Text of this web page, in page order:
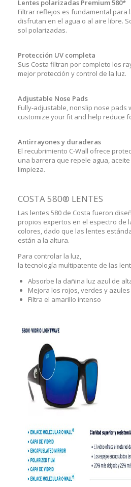
Lentes polarizadas Premium 580*
Filtrar reflejos es fundamental para
disfrutan en el agua o al aire libre.
sol polarizadas.
Protección UV completa
Sus Costa filtran por completo los
mejor protección y control de la luz.
Adjustable Nose Pads
Fully-adjustable, nonslip nose
customize your fit and help reduce
Antirrayones y duraderas
El recubrimiento C-Wall ofrece
una barrera que repele agua,
limpieza.
COSTA 580® LENTES
Las lentes 580 de Costa fueron
propios expertos en el espectro de
colores, dado que las lentes
están a la altura.
Para controlar la luz,
la tecnología multipatente de las
Absorbe la dañina luz azul de
Mejora los rojos, verdes y azules
Filtra el amarillo intenso